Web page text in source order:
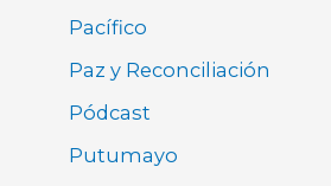
Pacífico
Paz y Reconciliación
Pódcast
Putumayo